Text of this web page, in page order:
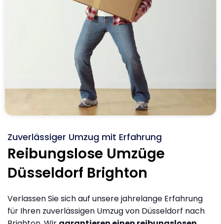
Zuverlässiger Umzug mit Erfahrung
Reibungslose Umzüge
Düsseldorf Brighton
Verlassen Sie sich auf unsere jahrelange Erfahrung
für Ihren zuverlässigen Umzug von Düsseldorf nach